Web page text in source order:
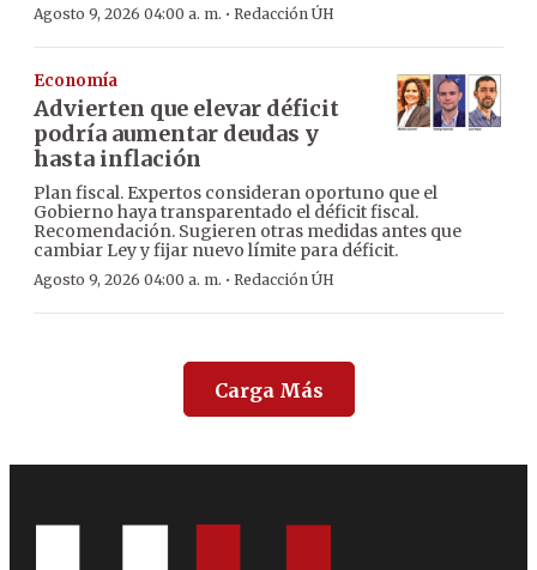
Agosto 9, 2026 04:00 a. m. · Redacción ÚH
Economía
Advierten que elevar déficit
podría aumentar deudas y
hasta inflación
Plan fiscal. Expertos consideran oportuno que el
Gobierno haya transparentado el déficit fiscal.
Recomendación. Sugieren otras medidas antes que
cambiar Ley y fijar nuevo límite para déficit.
Agosto 9, 2026 04:00 a. m. · Redacción ÚH
Carga Más